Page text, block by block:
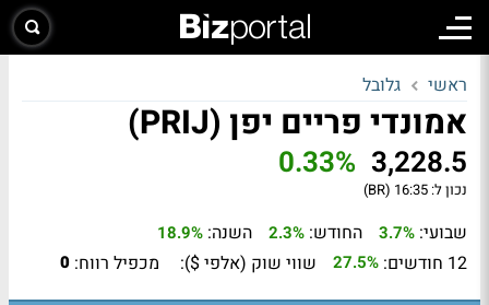
ראשי גלובל
אמונדי פריים יפן (PRIJ)
3,228.5
0.33%
נכון ל: 16:35 (BR)
שבועי: 3.7% החודש: 2.3% השנה: 18.9%
12 חודשים: 27.5% שווי שוק (אלפי $): מכפיל רווח: 0